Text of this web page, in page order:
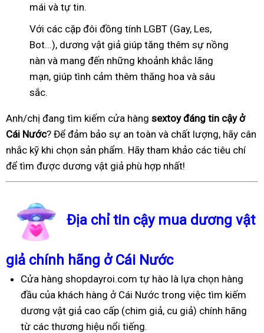
mái và tự tin.
Với các cặp đôi đồng tính LGBT (Gay, Les,
Bot...), dương vật giả giúp tăng thêm sự nồng
nàn và mang đến những khoảnh khắc lãng
mạn, giúp tình cảm thêm thăng hoa và sâu
sắc.
Anh/chị đang tìm kiếm cửa hàng sextoy đáng tin cậy ở
Cái Nước? Để đảm bảo sự an toàn và chất lượng, hãy cân
nhắc kỹ khi chọn sản phẩm. Hãy tham khảo các tiêu chí
để tìm được dương vật giả phù hợp nhất!
Địa chỉ tin cậy mua dương vật
giả chính hãng ở Cái Nước
Cửa hàng shopdayroi.com tự hào là lựa chọn hàng
đầu của khách hàng ở Cái Nước trong việc tìm kiếm
dương vật giả cao cấp (chim giả, cu giả) chính hãng
từ các thương hiệu nổi tiếng.